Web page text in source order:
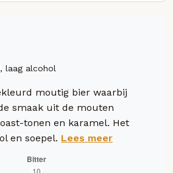
laag alcohol
moutig bier waarbij
smaak uit de mouten
tonen en karamel. Het
en soepel. Lees meer